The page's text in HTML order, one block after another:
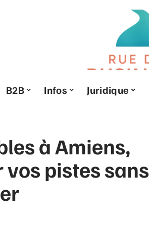
B2B Infos Juridique
à Amiens,
pistes sans